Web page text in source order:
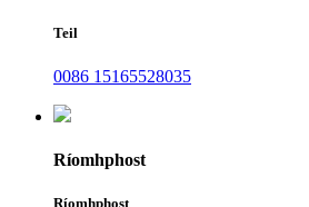
Teil
0086 15165528035
Ríomhphost
Ríomhphost